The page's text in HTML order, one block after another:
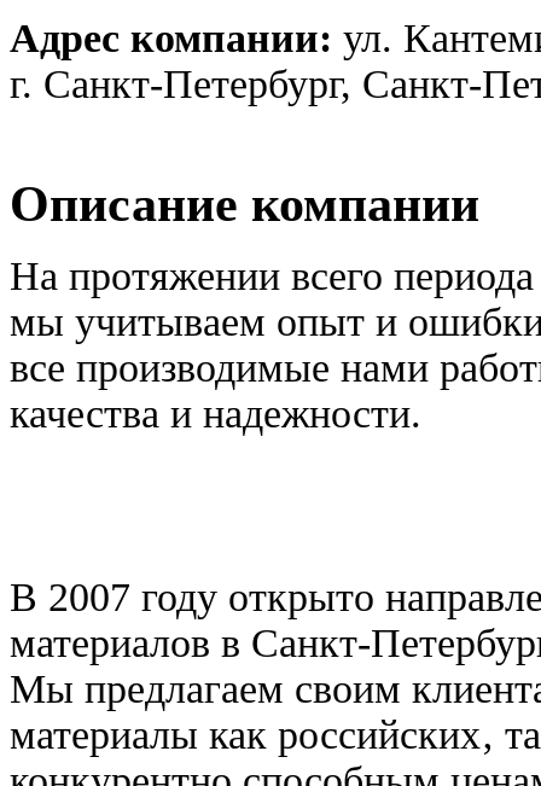
Адрес компании: ул.
г. Санкт-Петербург, Санкт-
Описание компании
На протяжении всего
мы учитываем опыт и ошибки
все производимые нами
качества и надежности.
В 2007 году открыто
материалов в Санкт-
Мы предлагаем своим
материалы как российских‚